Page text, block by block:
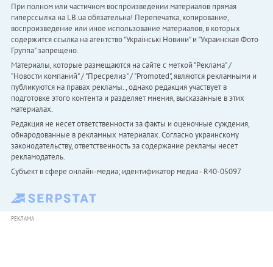
При полном или частичном воспроизведении материалов прямая
гиперссылка на LB.ua обязательна! Перепечатка, копирование,
воспроизведение или иное использование материалов, в которых
содержится ссылка на агентство "Українськi Новини" и "Украинская Фото
Группа" запрещено.
Материалы, которые размещаются на сайте с меткой "Реклама" /
"Новости компаний" / "Пресрелиз" / "Promoted", являются рекламными и
публикуются на правах рекламы. , однако редакция участвует в
подготовке этого контента и разделяет мнения, высказанные в этих
материалах.
Редакция не несет ответственности за факты и оценочные суждения,
обнародованные в рекламных материалах. Согласно украинскому
законодательству, ответственность за содержание рекламы несет
рекламодатель.
Субъект в сфере онлайн-медиа; идентификатор медиа - R40-05097
РЕКЛАМА